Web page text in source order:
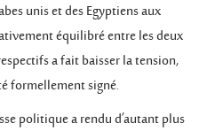
unis et des Egyptiens aux
équilibré entre les deux
a fait baisser la tension,
formellement signé.
politique a rendu d’autant plus